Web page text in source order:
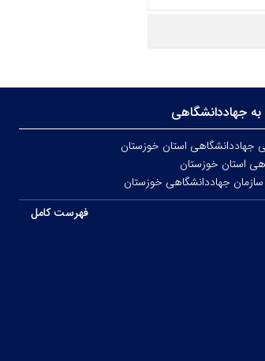
به جهاددانشگاهی
استان خوزستان
استان خوزستان
جهاددانشگاهی خوزستان
فهرست کامل